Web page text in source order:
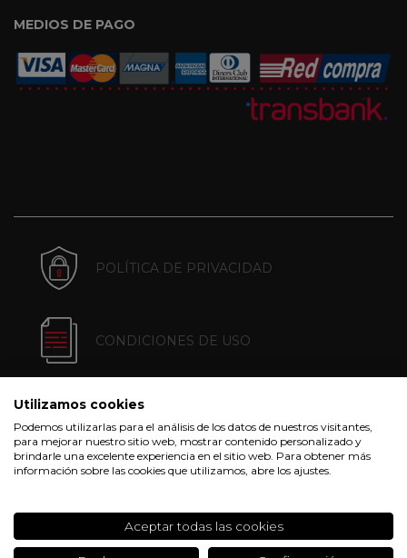
MEDIOS DE PAGO
POLÍTICA DE PRIVACIDAD
CONDICIONES DE USO
Utilizamos cookies
Podemos utilizarlas para el análisis de los datos de nuestros visitantes,
para mejorar nuestro sitio web, mostrar contenido personalizado y
brindarle una excelente experiencia en el sitio web. Para obtener más
información sobre las cookies que utilizamos, abre los ajustes.
Aceptar todas las cookies